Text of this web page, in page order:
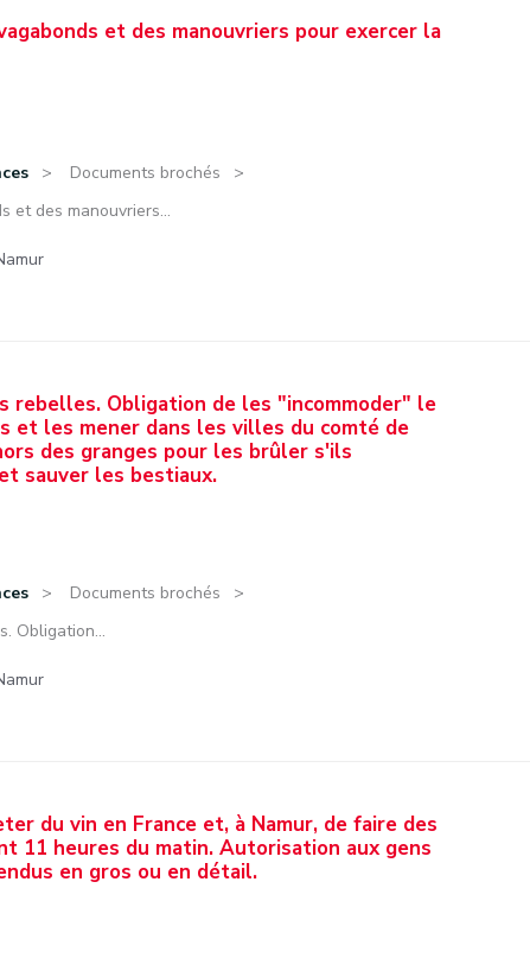
et des manouvriers pour exercer la
Documents brochés
et des manouvriers...
rebelles. Obligation de les "incommoder" le
et les mener dans les villes du comté de
des granges pour les brûler s'ils
sauver les bestiaux.
Documents brochés
Obligation...
du vin en France et, à Namur, de faire des
11 heures du matin. Autorisation aux gens
en gros ou en détail.